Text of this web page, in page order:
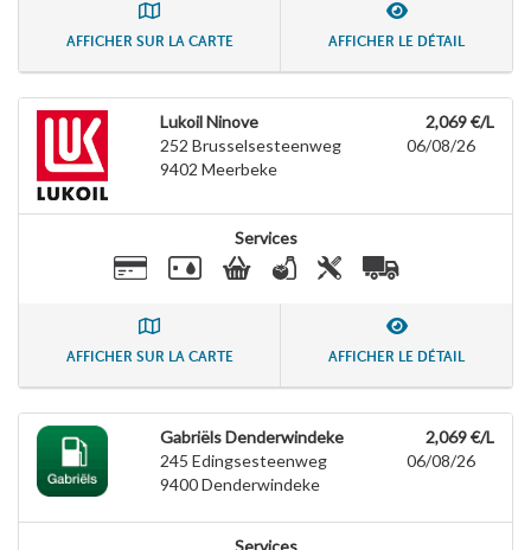
AFFICHER SUR LA CARTE AFFICHER LE DÉTAIL
Lukoil Ninove
252 Brusselsesteenweg
9402 Meerbeke
2,069 €/L
06/08/26
Services
AFFICHER SUR LA CARTE AFFICHER LE DÉTAIL
Gabriëls Denderwindeke
245 Edingsesteenweg
9400Denderwindeke
2,069 €/L
06/08/26